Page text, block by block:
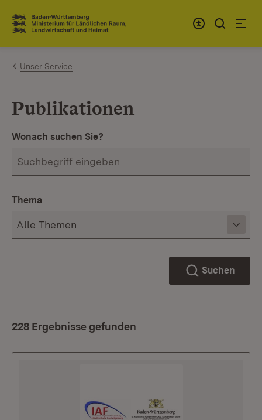
Zum Inhalt springen
Link zur Startseite
Unser Service
Publikationen
Wonach suchen Sie?
Thema
Suchen
228 Ergebnisse gefunden